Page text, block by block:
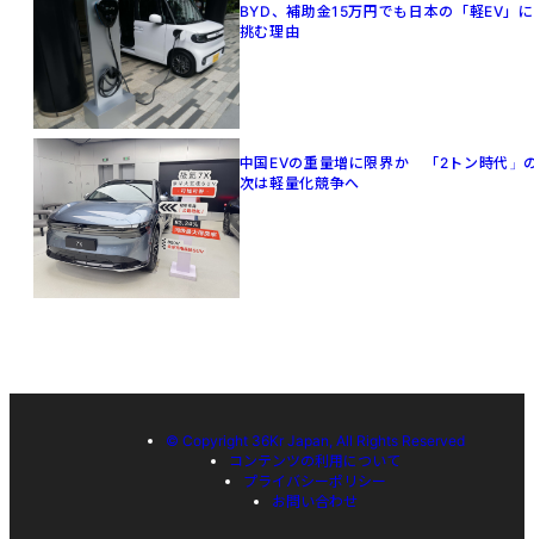
BYD、補助金15万円でも日本の「軽EV」に
挑む理由
中国EVの重量増に限界か 「2トン時代」
次は軽量化競争へ
© Copyright 36Kr Japan, All Rights Reserved
コンテンツの利用について
プライバシーポリシー
お問い合わせ